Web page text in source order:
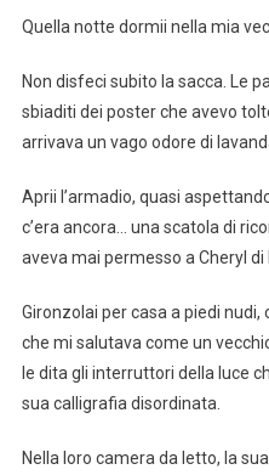
Quella notte dormii nella mia
Non disfeci subito la sacca. Le
sbiaditi dei poster che avevo
arrivava un vago odore di
Aprii l’armadio, quasi
c’era ancora… una scatola di
aveva mai permesso a Cheryl di
Gironzolai per casa a piedi
che mi salutava come un
le dita gli interruttori della luce
sua calligrafia disordinata.
Nella loro camera da letto, la